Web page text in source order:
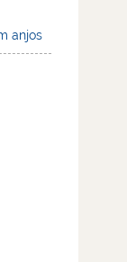
anjos